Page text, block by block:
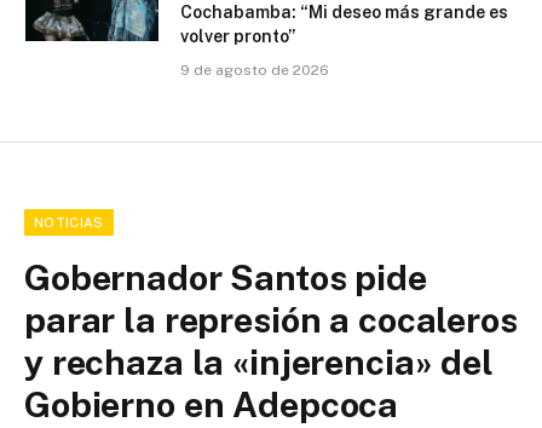
Cochabamba: “Mi deseo más grande es
volver pronto”
9 de agosto de 2026
NOTICIAS
Gobernador Santos pide
parar la represión a cocaleros
y rechaza la «injerencia» del
Gobierno en Adepcoca